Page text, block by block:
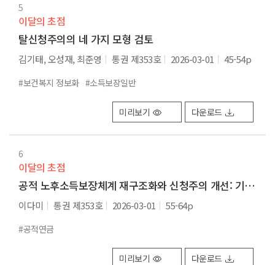
5
이달의 초점
탈신청주의의 네 가지 모형 검토
김기태, 오성재, 최준영 통권 제353호 2026-03-01 45-54p
#보건복지 정보화 #소득보장일반
미리보기 다운로드
6
이달의 초점
공적 노후소득보장체계 재구조화와 신청주의 개선: 기초연금을 중심으로
이다미 통권 제353호 2026-03-01 55-64p
#공적연금
미리보기 다운로드